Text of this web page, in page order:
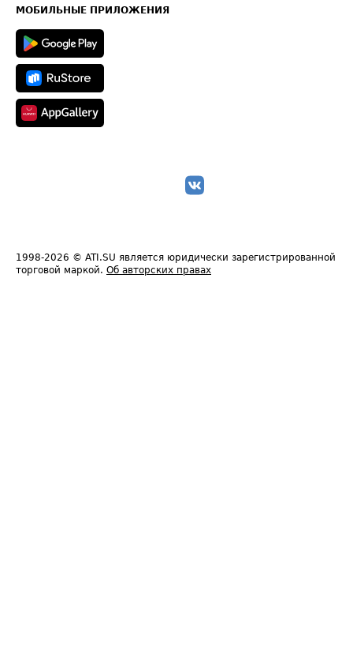
Техническая информация
МОБИЛЬНЫЕ ПРИЛОЖЕНИЯ
1998-2026 © ATI.SU является юридически зарегистрированной
торговой маркой. Об авторских правах